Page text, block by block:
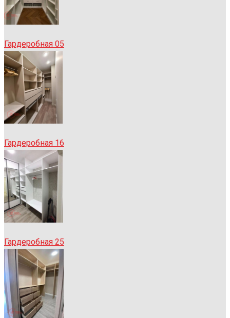
Гардеробная 05
Гардеробная 16
Гардеробная 25